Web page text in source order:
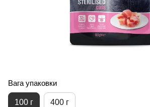
Вага упаковки
100 г 400 г